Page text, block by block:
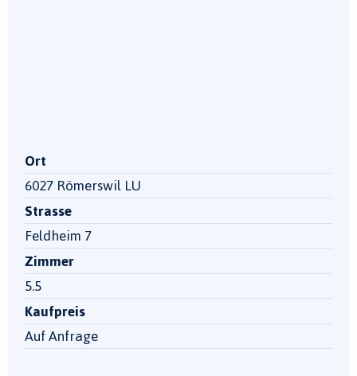
Ort
6027 Römerswil LU
Strasse
Feldheim 7
Zimmer
5.5
Kaufpreis
Auf Anfrage